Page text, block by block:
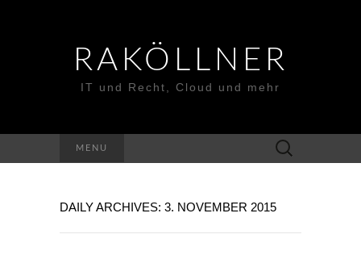
RAKÖLLNER
IT und Recht, Cloud und mehr
MENU
Suchen
nach:
DAILY ARCHIVES: 3. NOVEMBER 2015